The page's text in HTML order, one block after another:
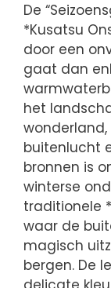
De
*Kusatsu
door een
gaat dan
het
buitenlucht
bronnen is
winterse
traditionele
waar de
magisch
bergen. De